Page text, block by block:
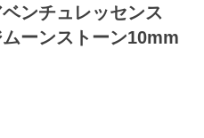
ンチュレッセンス
ムーンストーン10mm